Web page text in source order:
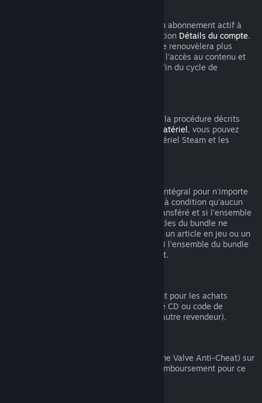
Veuillez noter que vous pouvez annuler un abonnement actif à
tout moment en vous rendant dans la section Détails du compte.
Après annulation, votre abonnement ne se renouvèlera plus
automatiquement, mais vous conserverez l'accès au contenu et
les bénéfices de l'abonnement jusqu'à la fin du cycle de
Dans les limites du délai applicable et de la procédure décrits
Politique de remboursement du matériel, vous pouvez
demander un remboursement pour le matériel Steam et les
Vous pouvez recevoir un remboursement intégral pour n'importe
quel bundle acheté sur le magasin Steam à condition qu'aucun
article compris dans le bundle n'ait été transféré et si l'ensemble
du temps de jeu comprenant tous les articles du bundle ne
dépasse pas 2 heures. Si un bundle inclut un article en jeu ou un
DLC non remboursable, Steam vous dira si l'ensemble du bundle
est remboursable au moment du paiement.
Valve ne peut pas offrir de remboursement pour les achats
effectués hors de Steam (par exemple, clé CD ou code de
portemonnaie Steam acheté auprès d'un autre revendeur).
Si vous avez été banni(e) par VAC (système Valve Anti-Cheat) sur
un jeu, vous perdez alors votre droit de remboursement pour ce